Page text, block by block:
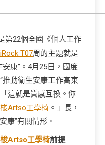
第22個全國《個人工作
iRock T07周的主題就是
康”。4月25日，國度
動衛生安康工作高東
這就是質感互換。你
Artso工學椅 。」長，
安康”有關情形。
Artso工學椅前提